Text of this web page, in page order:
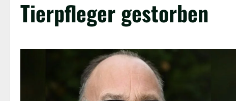
Tierpfleger gestorben